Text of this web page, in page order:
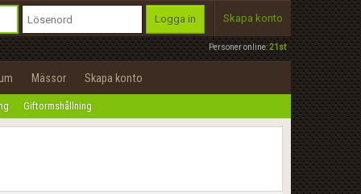
Personer online:21st
Logga in Skapa konto
Mässor Skapa konto
Giftormshållning